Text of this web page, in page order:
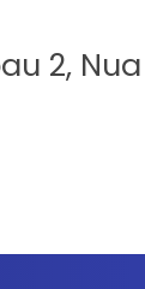
2,